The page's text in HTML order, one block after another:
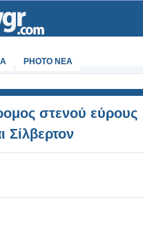
PHOTO NEA
στενού εύρους
Σίλβερτον